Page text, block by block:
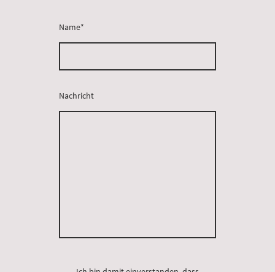
Name*
Nachricht